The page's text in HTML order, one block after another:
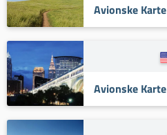
Avionske Karte
Avionske Karte